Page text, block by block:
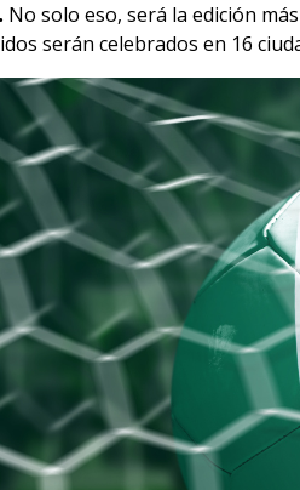
No solo eso, será la edición
serán celebrados en 16